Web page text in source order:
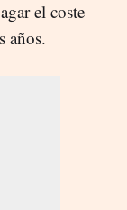
el coste
años.